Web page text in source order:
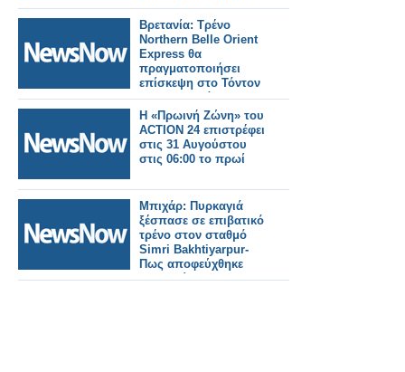
Βρετανία: Τρένο
Northern Belle Orient
Express θα
πραγματοποιήσει
επίσκεψη στο Τόντον
της Κορνουάλης.
Η «Πρωινή Ζώνη» του
ACTION 24 επιστρέφει
στις 31 Αυγούστου
στις 06:00 το πρωί
Μπιχάρ: Πυρκαγιά
ξέσπασε σε επιβατικό
τρένο στον σταθμό
Simri Bakhtiyarpur-
Πως αποφεύχθηκε
τραγωδία.